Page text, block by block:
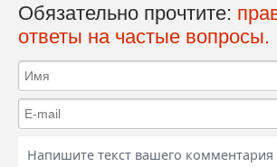
Обязательно прочтите:
ответы на частые вопросы.